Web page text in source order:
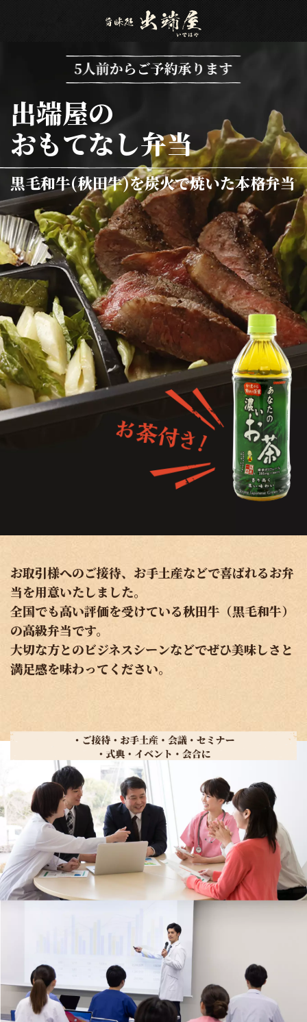
出端屋の
おもてなし弁当
黒毛和牛(秋田牛)を炭火で焼いた本格弁当
お取引様へのご接待、お手土産などで喜ばれるお弁
当を用意いたしました。
全国でも高い評価を受けている秋田牛（黒毛和牛）
の高級弁当です。
大切な方とのビジネスシーンなどでぜひ美味しさと
満足感を味わってください。